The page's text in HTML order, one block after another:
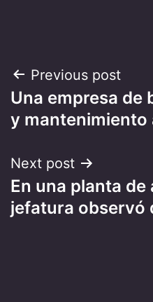
Post
navigation
Previous post
Una empresa de
y
Next post
En una planta de
jefatura observó